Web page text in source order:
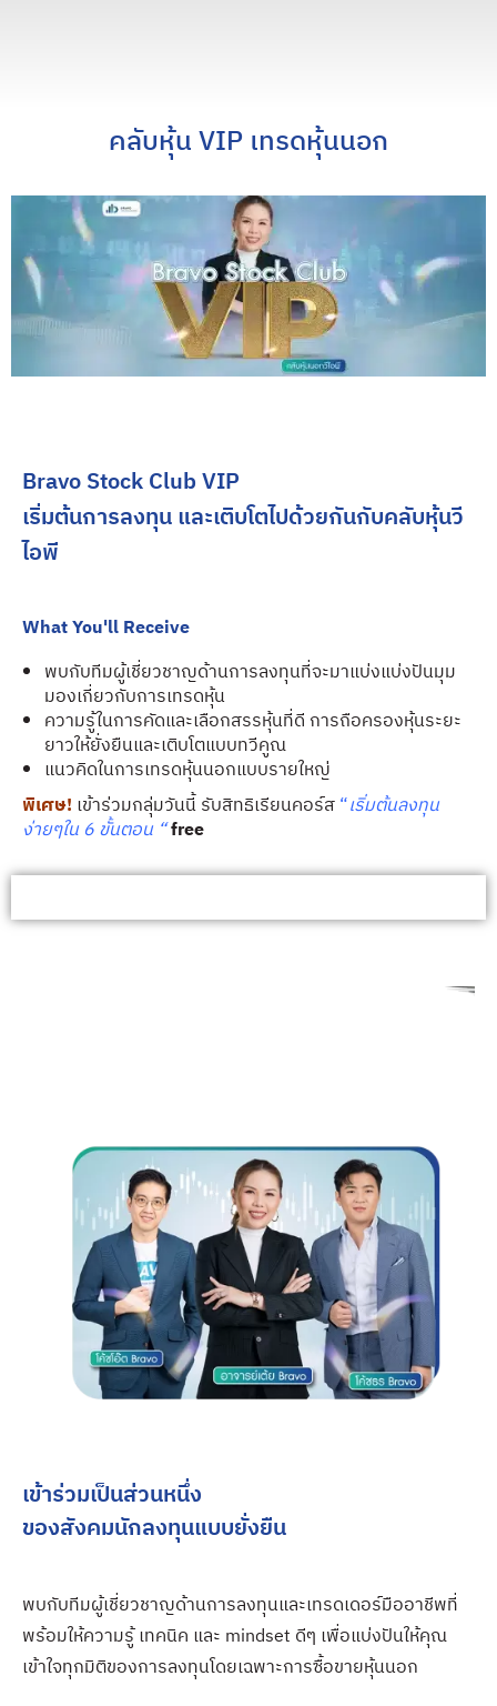
คลับหุ้น VIP เทรดหุ้นนอก
Bravo Stock Club VIP
เริ่มต้นการลงทุน และเติบโตไปด้วยกันกับคลับหุ้นวี
ไอพี
What You'll Receive
พบกับทีมผู้เชี่ยวชาญด้านการลงทุนที่จะมาแบ่งแบ่งปันมุม
มองเกี่ยวกับการเทรดหุ้น
ความรู้ในการคัดและเลือกสรรหุ้นที่ดี การถือครองหุ้นระยะ
ยาวให้ยั่งยืนและเติบโตแบบทวีคูณ
แนวคิดในการเทรดหุ้นนอกแบบรายใหญ่
พิเศษ! เข้าร่วมกลุ่มวันนี้ รับสิทธิเรียนคอร์ส“เริ่มต้นลงทุน
ง่ายๆใน 6 ขั้นตอน “free
เข้าร่วมเป็นส่วนหนึ่ง
ของสังคมนักลงทุนแบบยั่งยืน
พบกับทีมผู้เชี่ยวชาญด้านการลงทุนและเทรดเดอร์มืออาชีพที่
พร้อมให้ความรู้ เทคนิค และ mindset ดีๆ เพื่อแบ่งปันให้คุณ
เข้าใจทุกมิติของการลงทุนโดยเฉพาะการซื้อขายหุ้นนอก